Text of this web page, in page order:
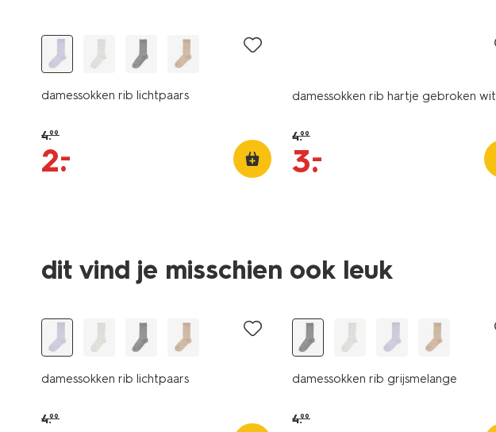
damessokken rib lichtpaars
4.99
2.
–
damessokken rib hartje gebroken wit
4.99
3.
–
dit vind je misschien ook leuk
damessokken rib lichtpaars
4.99
damessokken rib grijsmelange
4.99